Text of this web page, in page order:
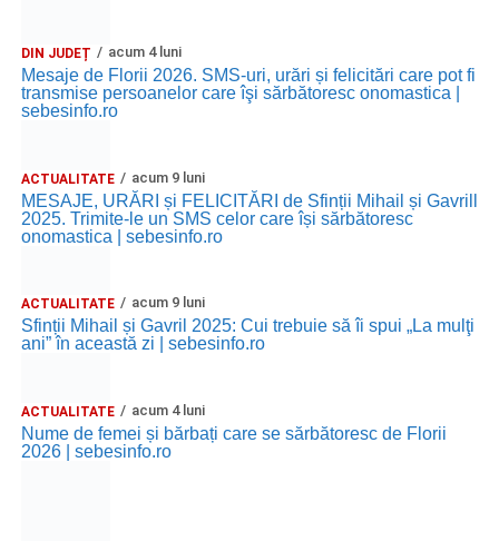
DIN JUDEȚ acum 4 luni
Mesaje de Florii 2026. SMS-uri, urări și felicitări care pot fi
transmise persoanelor care îşi sărbătoresc onomastica |
sebesinfo.ro
ACTUALITATE acum 9 luni
MESAJE, URĂRI și FELICITĂRI de Sfinții Mihail și Gavrill
2025. Trimite-le un SMS celor care își sărbătoresc
onomastica | sebesinfo.ro
ACTUALITATE acum 9 luni
Sfinții Mihail și Gavril 2025: Cui trebuie să îi spui „La mulţi
ani” în această zi | sebesinfo.ro
ACTUALITATE acum 4 luni
Nume de femei și bărbați care se sărbătoresc de Florii
2026 | sebesinfo.ro